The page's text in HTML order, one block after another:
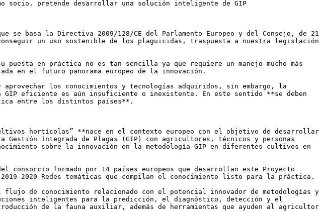
socio, pretende desarrollar una solución inteligente de GIP
basa la Directiva 2009/128/CE del Parlamento Europeo y del Consejo, de 21
un uso sostenible de los plaguicidas, traspuesta a nuestra legislación
en práctica no es tan sencilla ya que requiere un manejo mucho más
en el futuro panorama europeo de la innovación.
los conocimientos y tecnologías adquiridos, sin embargo, la
eficiente es aún insuficiente o inexistente. En este sentido **se deben
entre los distintos países**.
hortícolas” **nace en el contexto europeo con el objetivo de desarrollar
Gestión Integrada de Plagas (GIP) con agricultores, técnicos y personas
sobre la innovación en la metodología GIP en diferentes cultivos en
consorcio formado por 14 países europeos que desarrollan este Proyecto
2019-2020 Redes temáticas que compilan el conocimiento listo para la práctica.
de conocimiento relacionado con el potencial innovador de metodologías y
inteligentes para la predicción, el diagnóstico, detección y el
de la fauna auxiliar, además de herramientas que ayuden al agricultor